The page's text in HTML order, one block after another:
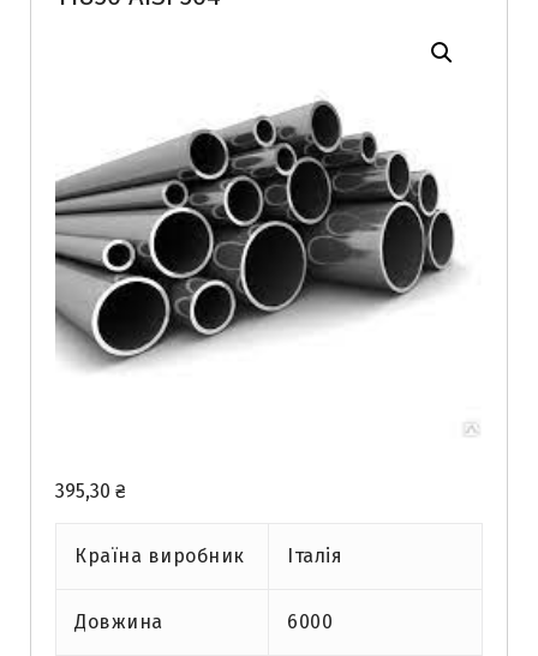
395,30 ₴
Країна виробник Італія
Довжина 6000